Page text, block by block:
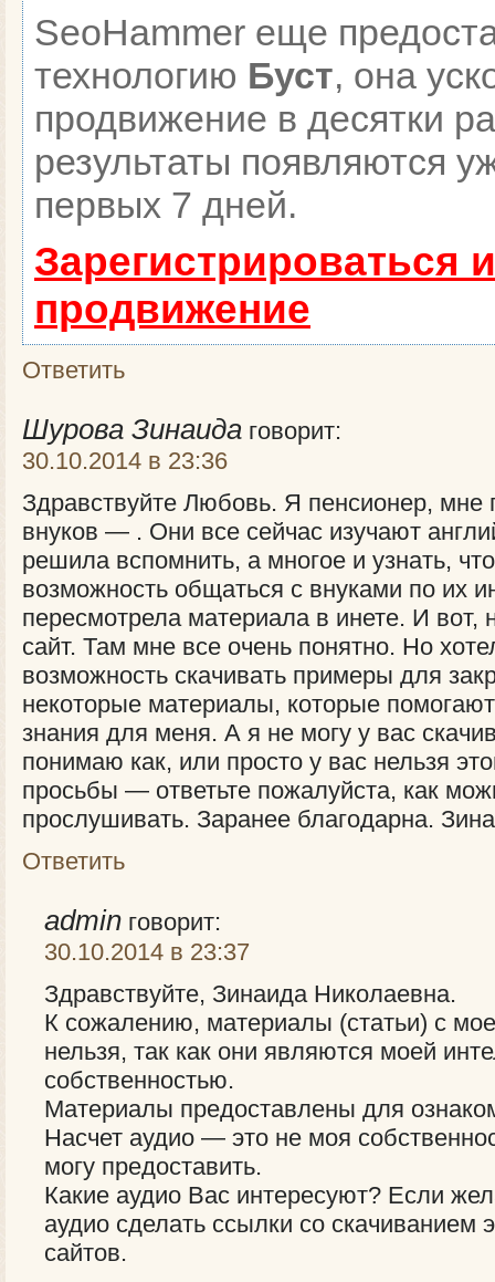
SeoHammer еще
технологию Буст, она
продвижение в десятки
результаты появляются
первых 7 дней.
Зарегистрироваться
продвижение
Ответить
Шурова Зинаида говорит:
30.10.2014 в 23:36
Здравствуйте Любовь. Я пенсионер, мне
внуков — . Они все сейчас изучают
решила вспомнить, а многое и узнать,
возможность общаться с внуками по их
пересмотрела материала в инете. И
сайт. Там мне все очень понятно. Но
возможность скачивать примеры для
некоторые материалы, которые
знания для меня. А я не могу у вас
понимаю как, или просто у вас нельзя
просьбы — ответьте пожалуйста, как
прослушивать. Заранее благодарна.
Ответить
admin говорит:
30.10.2014 в 23:37
Здравствуйте, Зинаида Николаевна.
К сожалению, материалы (статьи) с
нельзя, так как они являются моей
собственностью.
Материалы предоставлены для
Насчет аудио — это не моя
могу предоставить.
Какие аудио Вас интересуют? Если
аудио сделать ссылки со скачиванием
сайтов.